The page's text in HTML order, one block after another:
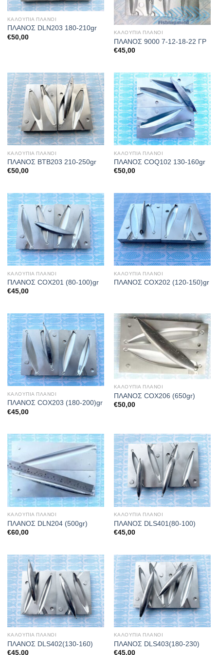
ΚΑΛΟΥΠΙΑ ΠΛΑΝΟΙ
ΠΛΑΝΟΣ DLN203 180-210gr
€50,00
ΚΑΛΟΥΠΙΑ ΠΛΑΝΟΙ
ΠΛΑΝΟΣ 9000 7-12-18-22 ΓΡ
€45,00
ΚΑΛΟΥΠΙΑ ΠΛΑΝΟΙ
ΠΛΑΝΟΣ BTB203 210-250gr
€50,00
ΚΑΛΟΥΠΙΑ ΠΛΑΝΟΙ
ΠΛΑΝΟΣ COQ102 130-160gr
€50,00
ΚΑΛΟΥΠΙΑ ΠΛΑΝΟΙ
ΠΛΑΝΟΣ COX201 (80-100)gr
€45,00
ΚΑΛΟΥΠΙΑ ΠΛΑΝΟΙ
ΠΛΑΝΟΣ COX202 (120-150)gr
ΚΑΛΟΥΠΙΑ ΠΛΑΝΟΙ
ΠΛΑΝΟΣ COX203 (180-200)gr
€45,00
ΚΑΛΟΥΠΙΑ ΠΛΑΝΟΙ
ΠΛΑΝΟΣ COX206 (650gr)
€50,00
ΚΑΛΟΥΠΙΑ ΠΛΑΝΟΙ
ΠΛΑΝΟΣ DLN204 (500gr)
€60,00
ΚΑΛΟΥΠΙΑ ΠΛΑΝΟΙ
ΠΛΑΝΟΣ DLS401(80-100)
€45,00
ΚΑΛΟΥΠΙΑ ΠΛΑΝΟΙ
ΠΛΑΝΟΣ DLS402(130-160)
€45,00
ΚΑΛΟΥΠΙΑ ΠΛΑΝΟΙ
ΠΛΑΝΟΣ DLS403(180-230)
€45,00